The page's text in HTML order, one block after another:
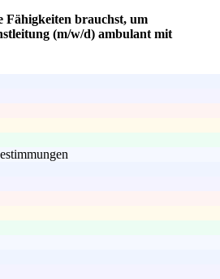
Fähigkeiten brauchst, um
(m/w/d) ambulant mit